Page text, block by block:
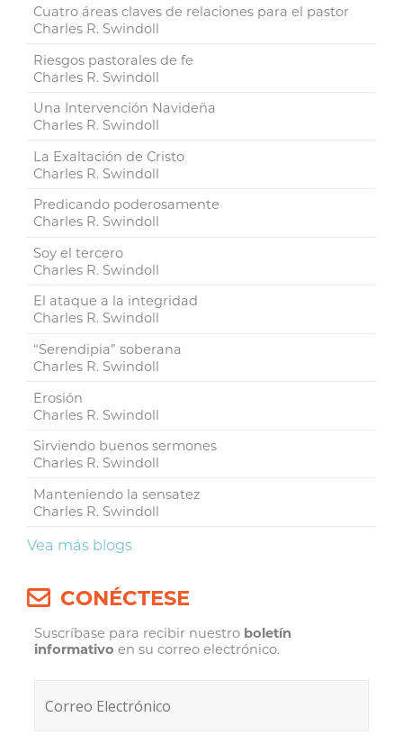
Cuatro áreas claves de relaciones para el pastor
Charles R. Swindoll
Riesgos pastorales de fe
Charles R. Swindoll
Una Intervención Navideña
Charles R. Swindoll
La Exaltación de Cristo
Charles R. Swindoll
Predicando poderosamente
Charles R. Swindoll
Soy el tercero
Charles R. Swindoll
El ataque a la integridad
Charles R. Swindoll
“Serendipia” soberana
Charles R. Swindoll
Erosión
Charles R. Swindoll
Sirviendo buenos sermones
Charles R. Swindoll
Manteniendo la sensatez
Charles R. Swindoll
Vea más blogs
CONÉCTESE
Suscríbase para recibir nuestro boletín
informativo en su correo electrónico.